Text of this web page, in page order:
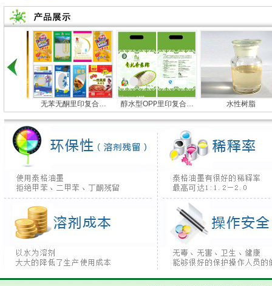
无苯无酮里印复合… 醇水型OPP里印复合… 水性树脂